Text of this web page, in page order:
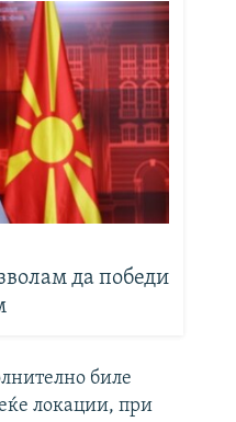
да победи
биле
локации, при